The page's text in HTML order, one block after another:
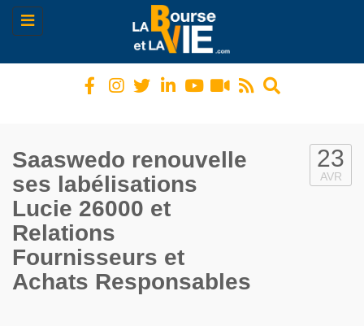
Toggle
navigation
Saaswedo renouvelle
ses labélisations
Lucie 26000 et
Relations
Fournisseurs et
Achats Responsables
23
AVR